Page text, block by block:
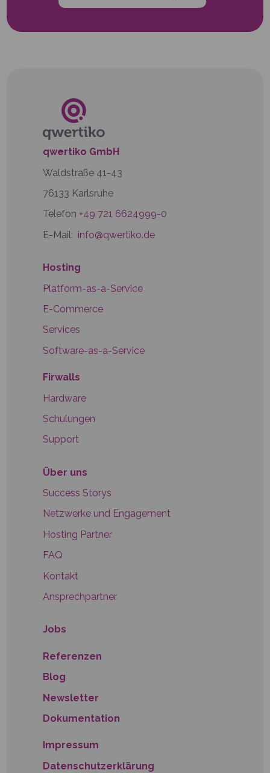
qwertiko GmbH
Waldstraße 41-43
76133 Karlsruhe
Telefon +49 721 6624999-0
E-Mail: info@qwertiko.de
Hosting
Platform-as-a-Service
E-Commerce
Services
Software-as-a-Service
Firwalls
Hardware
Schulungen
Support
Über uns
Success Storys
Netzwerke und Engagement
Hosting Partner
FAQ
Kontakt
Ansprechpartner
Jobs
Referenzen
Blog
Newsletter
Dokumentation
Impressum
Datenschutzerklärung